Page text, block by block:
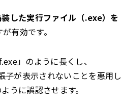
した実行ファイル（.exe）を
有効です。
」のように長くし、
が表示されないことを悪用し
うに誤認させます。